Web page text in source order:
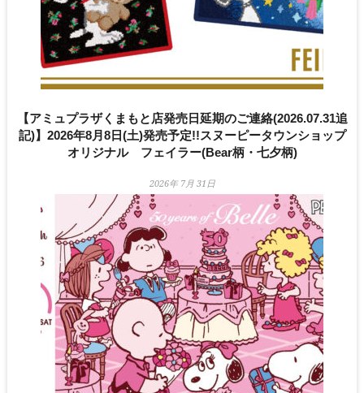
【アミュプラザくまもと店発売日延期のご連絡(2026.07.31追
記)】2026年8月8日(土)発売予定!!スヌーピータウンショップ
オリジナル フェイラー(Bear柄・七夕柄)
2026年 7月 31日